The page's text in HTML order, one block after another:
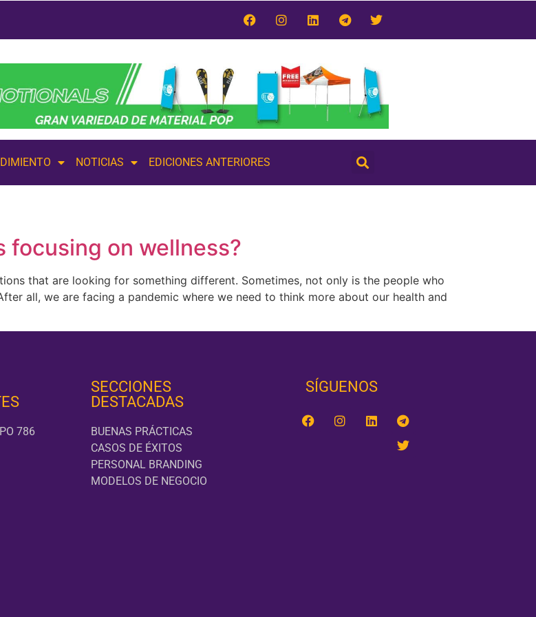
NOTICIAS EDICIONES ANTERIORES
focusing on wellness?
that are looking for something different. Sometimes, not only is the people who
all, we are facing a pandemic where we need to think more about our health and
786
SECCIONES
DESTACADAS
BUENAS PRÁCTICAS
CASOS DE ÉXITOS
PERSONAL BRANDING
MODELOS DE NEGOCIO
SÍGUENOS‎